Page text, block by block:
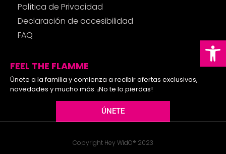
Política de Privacidad
Declaración de accesibilidad
FAQ
FEEL THE FLAMME
Únete a la familia y comienza a recibir ofertas exclusivas,
novedades y mucho más. ¡No te lo pierdas!
ÚNETE
Copyright Hey WidO® 2023